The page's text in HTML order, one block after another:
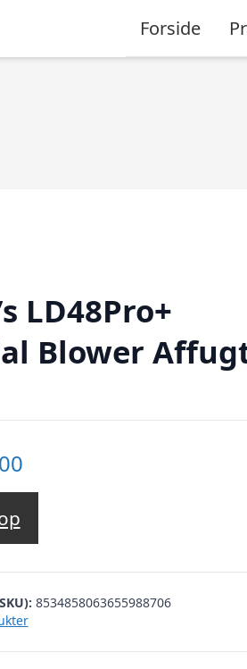
Forside
LD48Pro+
Blower
8534858063655988706